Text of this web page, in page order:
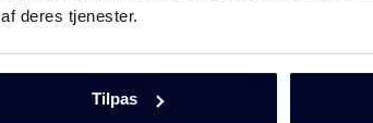
deres tjenester.
Tilpas